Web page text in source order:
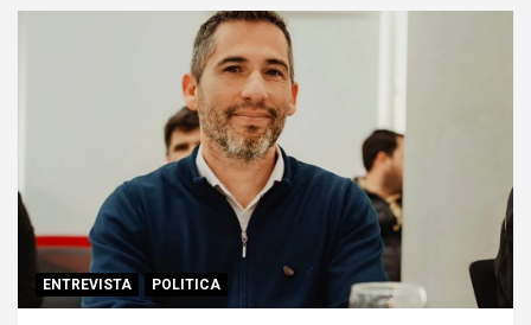
ENTREVISTA POLITICA